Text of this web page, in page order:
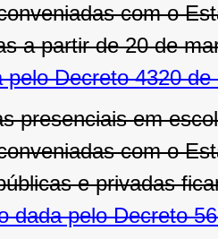
com o
a partir de 20 de
pelo Decreto 4320 de
presenciais em
com o
e privadas
dada pelo Decreto